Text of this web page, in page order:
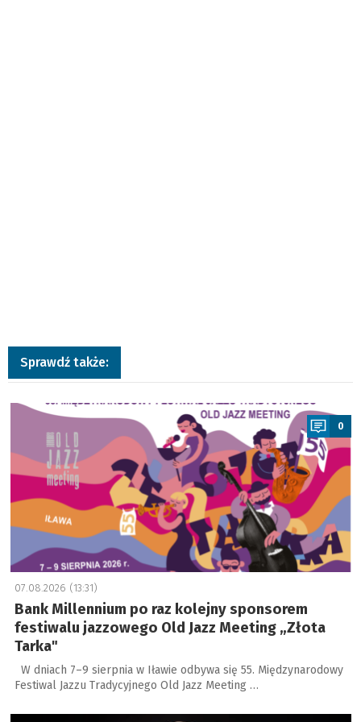
Sprawdź także:
a
0
07.08.2026 (13:31)
Bank Millennium po raz kolejny sponsorem
festiwalu jazzowego Old Jazz Meeting „Złota
Tarka"
W dniach 7–9 sierpnia w Iławie odbywa się 55. Międzynarodowy
Festiwal Jazzu Tradycyjnego Old Jazz Meeting …
a